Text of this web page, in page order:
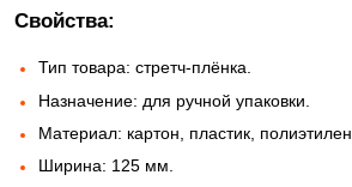
Свойства:
Тип товара: стретч-плёнка.
Назначение: для ручной упаковки.
Материал: картон, пластик, полиэтилен.
Ширина: 125 мм.